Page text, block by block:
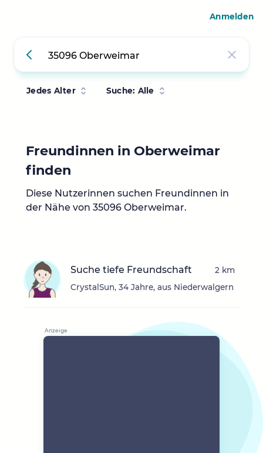
Jedes Alter Suche: Alle
Freundinnen in Oberweimar
finden
Diese Nutzerinnen suchen Freundinnen in
der Nähe von 35096 Oberweimar.
Suche tiefe Freundschaft
CrystalSun, 34 Jahre, aus Niederwalgern
2 km
Anmelden